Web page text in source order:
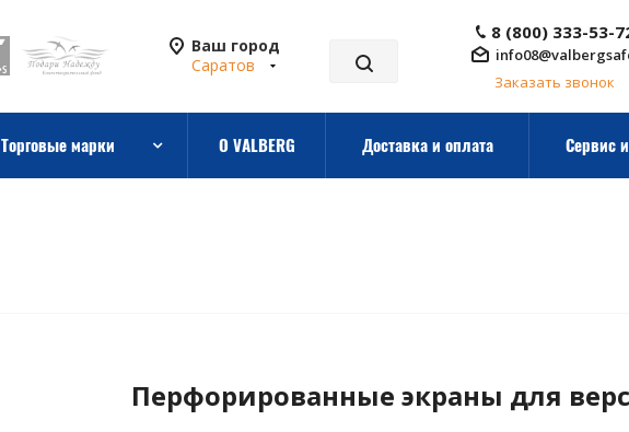
Ваш город
Саратов
8 (800) 333-53-
Заказать звонок
Торговые марки О VALBERG Доставка и оплата Сервис
Перфорированные экраны для